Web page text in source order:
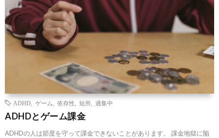
ADHD ゲーム 依存性 短所 過集中
ADHDとゲーム課金
ADHDの人は節度を守って課金できないことがあります。 課金地獄に陥